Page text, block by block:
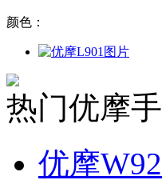
颜色：
热门优摩
优摩